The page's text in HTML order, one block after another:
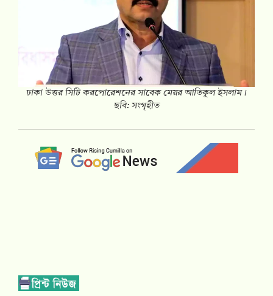
ঢাকা উত্তর সিটি করপোরেশনের সাবেক মেয়র আতিকুল ইসলাম।
ছবি: সংগৃহীত